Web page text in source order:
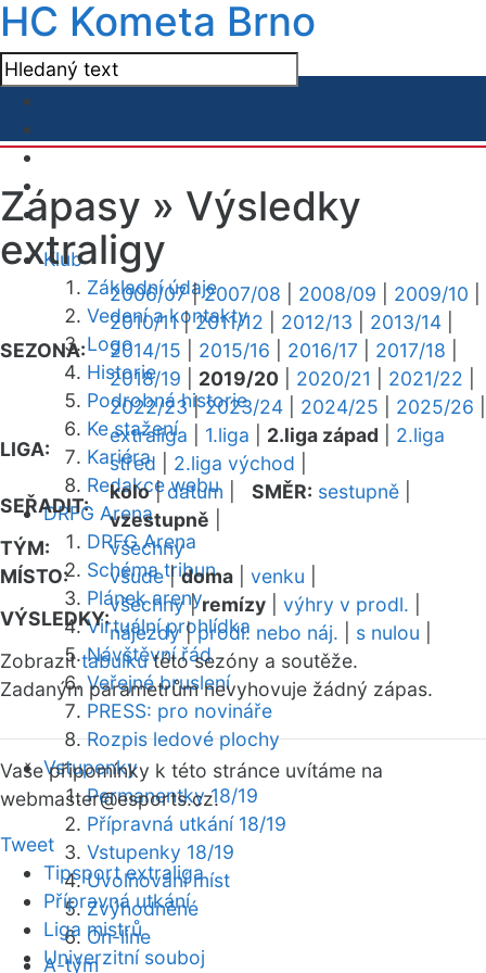
HC Kometa Brno
Klub
Základní údaje
Vedení a kontakty
Logo
Historie
Podrobná historie
Ke stažení
Kariéra
Redakce webu
DRFG Arena
DRFG Arena
Schéma tribun
Plánek areny
Virtuální prohlídka
Návštěvní řád
Veřejné bruslení
PRESS: pro novináře
Rozpis ledové plochy
Vstupenky
Permanentky 18/19
Přípravná utkání 18/19
Vstupenky 18/19
Uvolňování míst
Zvýhodněné
On-line
A-tým
Zápasy » Výsledky
extraligy
SEZONA:
2006/07|2007/08 2008/09 2009/10
2010/11|2011/12 2012/13 2013/14
2014/15
2015/16 2016/17 2017/18
2018/19
2019/20 2020/21 2021/22
2022/23|2023/24 2024/25 2025/26
LIGA:
extraliga 1.liga 2.liga západ
2.liga
střed
2.liga východ
SEŘADIT:
kolo|datum SMĚR: sestupně
vzestupně
TÝM:
všechny
MÍSTO:
všude|doma venku
VÝSLEDKY:
všechny|remízy výhry v prodl.
nájezdy|prodl. nebo náj. s nulou
Zobrazittabulkutéto sezóny a soutěže.
Zadaným parametrům nevyhovuje žádný zápas.
Vaše připomínky k této stránce uvítáme na
webmaster@esports.cz.
Tweet
Tipsport extraliga
Přípravná utkání
Liga mistrů
Univerzitní souboj